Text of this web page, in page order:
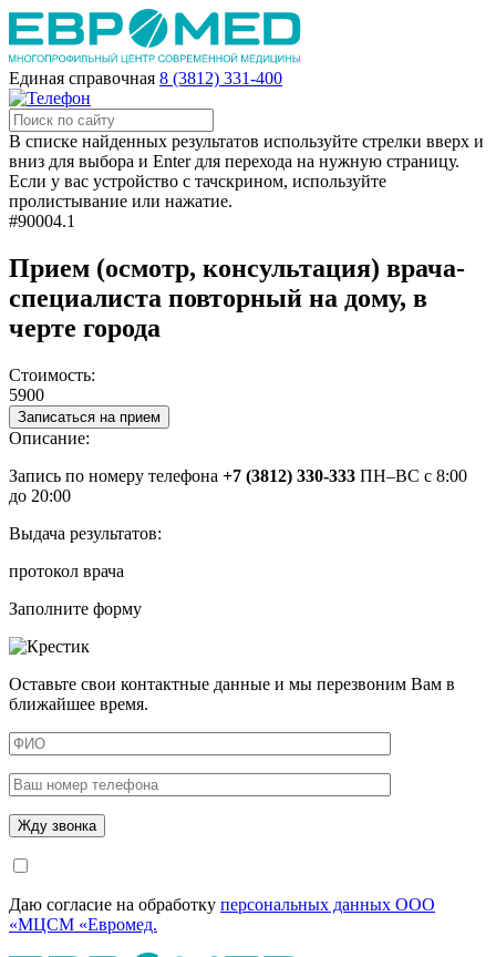
Единая справочная 8 (3812) 331-400
В списке найденных результатов используйте стрелки вверх и
вниз для выбора и Enter для перехода на нужную страницу.
Если у вас устройство с тачскрином, используйте
пролистывание или нажатие.
#90004.1
Прием (осмотр, консультация) врача-
специалиста повторный на дому, в
черте города
Стоимость:
5900
Записаться на прием
Описание:
Запись по номеру телефона +7 (3812) 330-333 ПН–ВС с 8:00
до 20:00
Выдача результатов:
протокол врача
Заполните форму
Оставьте свои контактные данные и мы перезвоним Вам в
ближайшее время.
Даю согласие на обработку персональных данных ООО
«МЦСМ «Евромед.